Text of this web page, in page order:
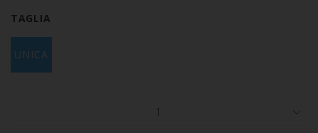
TAGLIA
UNICA
1